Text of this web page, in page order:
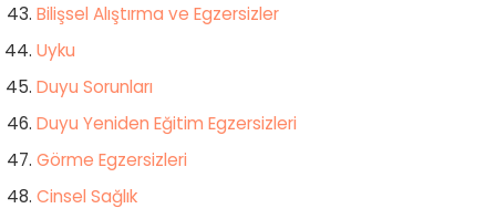
Bilişsel Alıştırma ve Egzersizler
Uyku
Duyu Sorunları
Duyu Yeniden Eğitim Egzersizleri
Görme Egzersizleri
Cinsel Sağlık